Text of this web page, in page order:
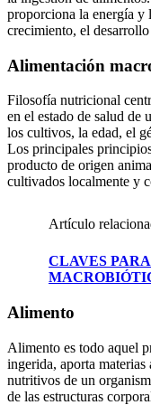
proporciona la energía y
crecimiento, el
Alimentación
Filosofía nutricional
en el estado de salud de
los cultivos, la edad, el
Los principales
producto de origen
cultivados localmente y
Artículo
CLAVES
Alimento
Alimento es todo aquel
ingerida, aporta
nutritivos de un
de las estructuras